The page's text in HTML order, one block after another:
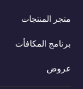
المنتجات
المكافأت